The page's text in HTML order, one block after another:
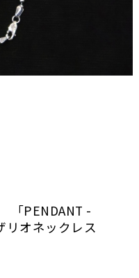
「PENDANT -
リオネックレス